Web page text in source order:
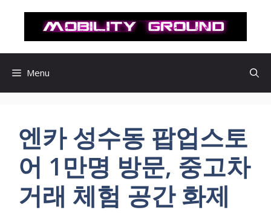
로
Menu
엔카 성수동 팝업스토
어 1만명 방문, 중고차
거래 체험 공간 화제